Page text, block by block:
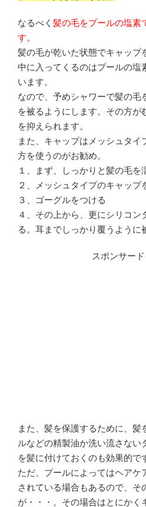
なるべく 髪の毛をプールの塩素
す。
髪の毛が乾いた状態でキャップ
中に入ってくるのはプールの塩
います。
なので、予めシャワーで髪の毛
を被るようにします。その方が
を抑えられます。
また、キャップはメッシュタイ
方を使うのがお勧め。
１、まず、しっかりと髪の毛を
２、メッシュタイプのキャップ
３、ゴーグルをつける
４、その上から、更にシリコン
る。耳までしっかり覆うように
スポンサー
また、髪を保護するために、髪
ルなどの精製油か洗い流さない
を髪に付けておくのも効果的で
ただ、プールによってはヘアケ
されている場合もあるので、そ
が・・・。その場合はとにかく